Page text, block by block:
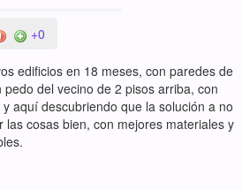
+0
edificios en 18 meses, con paredes de
del vecino de 2 pisos arriba, con
aquí descubriendo que la solución a no
las cosas bien, con mejores materiales y